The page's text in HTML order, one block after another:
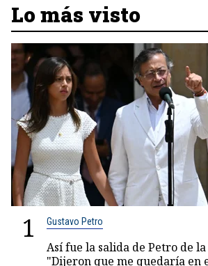
Lo más visto
1 Gustavo Petro
Así fue la salida de Petro de
"Dijeron que me quedaría en